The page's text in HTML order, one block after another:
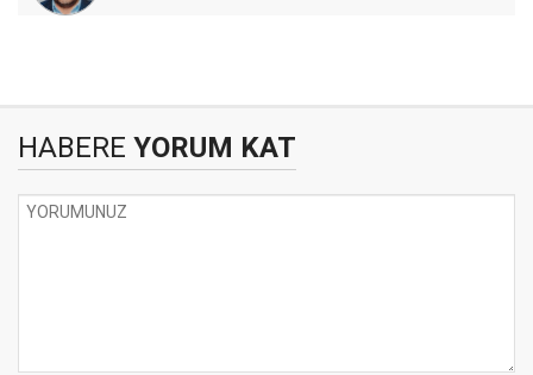
HABERE YORUM KAT